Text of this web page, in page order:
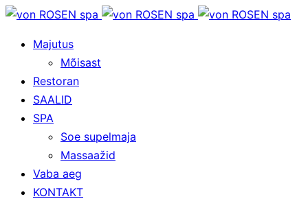
Majutus
Mõisast
Restoran
SAALID
SPA
Soe supelmaja
Massaažid
Vaba aeg
KONTAKT